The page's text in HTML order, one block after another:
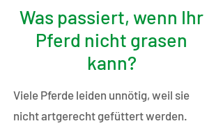
Was passiert, wenn Ihr
Pferd nicht grasen
kann?
Viele Pferde leiden unnötig, weil sie
nicht artgerecht gefüttert werden.